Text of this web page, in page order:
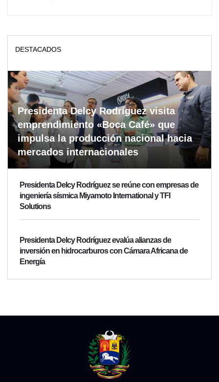
DESTACADOS
Presidenta Delcy Rodríguez visita
emprendimiento «Boca Café» que
impulsa la producción nacional hacia
mercados internacionales
Presidenta Delcy Rodríguez se reúne con empresas de
ingeniería sísmica Miyamoto International y TFI
Solutions
Presidenta Delcy Rodríguez evalúa alianzas de
inversión en hidrocarburos con Cámara Africana de
Energía